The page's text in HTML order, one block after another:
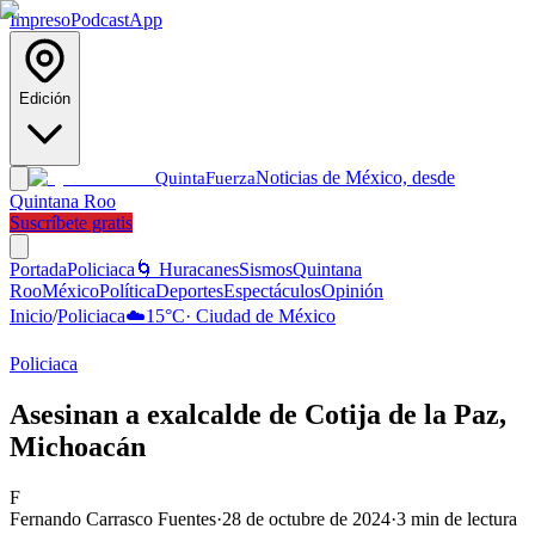
ImpresoPodcastApp
Edición
QuintaFuerzaNoticias de México, desde
Quintana Roo
Suscríbete gratis
PortadaPoliciaca 🌀 HuracanesSismosQuintana
RooMéxicoPolíticaDeportesEspectáculosOpinión
Inicio/Policiaca☁️15°C· Ciudad de México
Policiaca
Asesinan a exalcalde de Cotija de la Paz,
Michoacán
F
Fernando Carrasco Fuentes·28 de octubre de 2024·3 min de lectura